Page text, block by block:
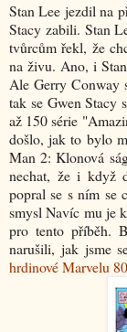
Stan Lee jezdil na
Stacy zabili. Stan
tvůrcům řekl, že
na živu. Ano, i
Ale Gerry Conway
tak se Gwen Stacy
až 150 série
došlo, jak to bylo
Man 2: Klonová
nechat, že i když
popral se s ním se
smysl Navíc mu je
pro tento příběh.
narušili, jak jsme
hrdinové Marvelu